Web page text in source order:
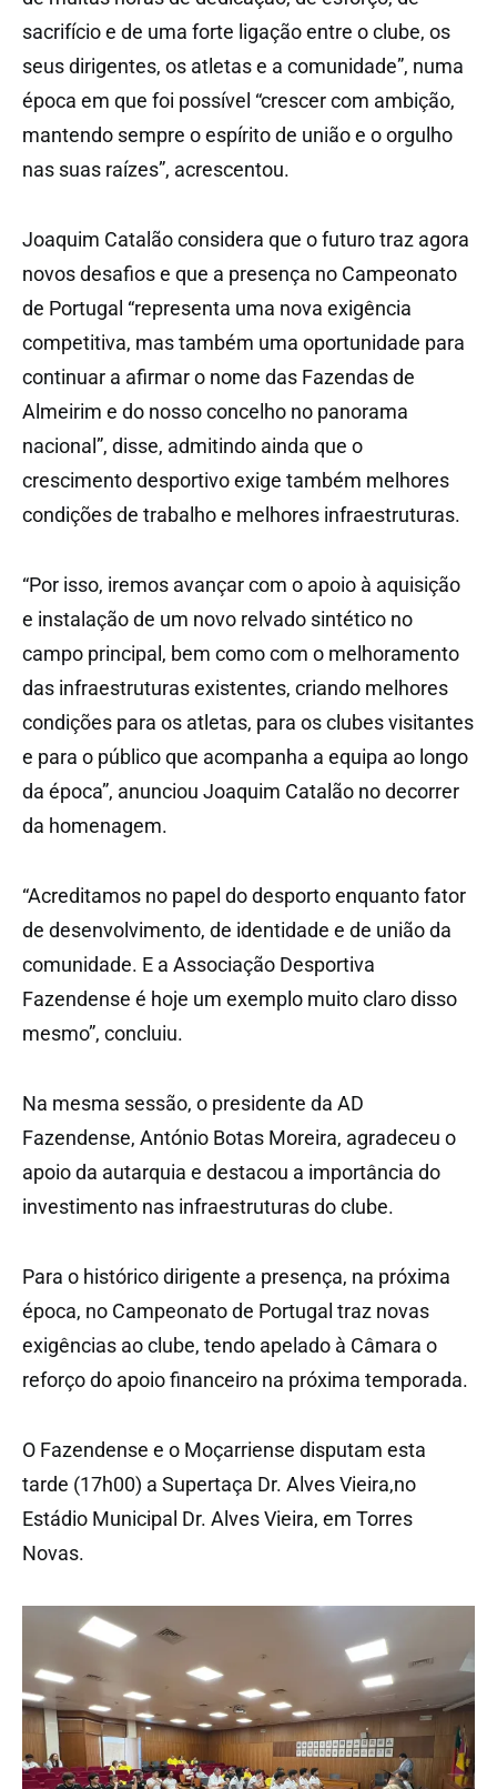
sacrifício e de uma forte ligação entre o clube, os
seus dirigentes, os atletas e a comunidade”, numa
época em que foi possível “crescer com ambição,
mantendo sempre o espírito de união e o orgulho
nas suas raízes”, acrescentou.
Joaquim Catalão considera que o futuro traz agora
novos desafios e que a presença no Campeonato
de Portugal “representa uma nova exigência
competitiva, mas também uma oportunidade para
continuar a afirmar o nome das Fazendas de
Almeirim e do nosso concelho no panorama
nacional”, disse, admitindo ainda que o
crescimento desportivo exige também melhores
condições de trabalho e melhores infraestruturas.
“Por isso, iremos avançar com o apoio à aquisição
e instalação de um novo relvado sintético no
campo principal, bem como com o melhoramento
das infraestruturas existentes, criando melhores
condições para os atletas, para os clubes visitantes
e para o público que acompanha a equipa ao longo
da época”, anunciou Joaquim Catalão no decorrer
da homenagem.
“Acreditamos no papel do desporto enquanto fator
de desenvolvimento, de identidade e de união da
comunidade. E a Associação Desportiva
Fazendense é hoje um exemplo muito claro disso
mesmo”, concluiu.
Na mesma sessão, o presidente da AD
Fazendense, António Botas Moreira, agradeceu o
apoio da autarquia e destacou a importância do
investimento nas infraestruturas do clube.
Para o histórico dirigente a presença, na próxima
época, no Campeonato de Portugal traz novas
exigências ao clube, tendo apelado à Câmara o
reforço do apoio financeiro na próxima temporada.
O Fazendense e o Moçarriense disputam esta
tarde (17h00) a Supertaça Dr. Alves Vieira,no
Estádio Municipal Dr. Alves Vieira, em Torres
Novas.